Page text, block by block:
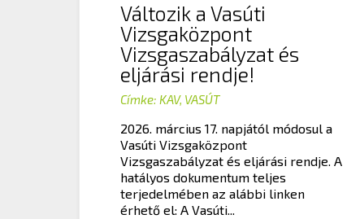
Változik a Vasúti
Vizsgaközpont
Vizsgaszabályzat és
eljárási rendje!
Címke: KAV, VASÚT
2026. március 17. napjától módosul a
Vasúti Vizsgaközpont
Vizsgaszabályzat és eljárási rendje. A
hatályos dokumentum teljes
terjedelmében az alábbi linken
érhető el: A Vasúti...